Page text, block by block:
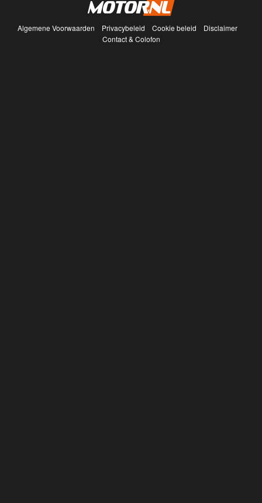
Algemene Voorwaarden Privacybeleid Cookie beleid
Disclaimer
Contact & Colofon